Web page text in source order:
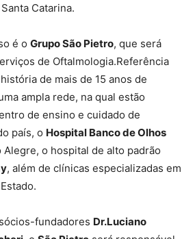
Catarina.
é o Grupo São Pietro, que será
de Oftalmologia.Referência
de mais de 15 anos de
ampla rede, na qual estão
de ensino e cuidado de
país, o Hospital Banco de Olhos
Alegre, o hospital de alto padrão
, além de clínicas especializadas em
fundadores Dr.Luciano